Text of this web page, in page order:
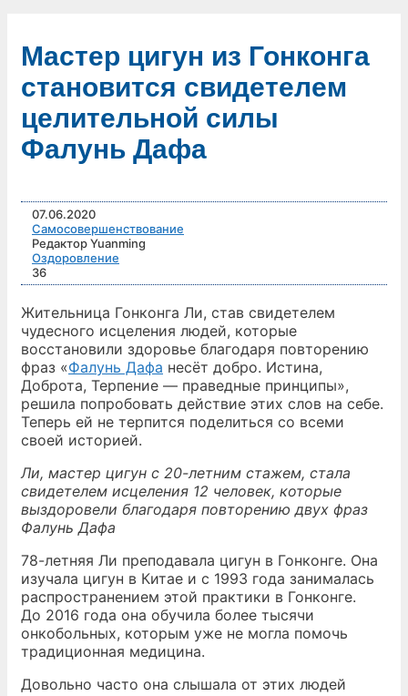
Мастер цигун из Гонконга
становится свидетелем
целительной силы
Фалунь Дафа
07.06.2020
Самосовершенствование
Редактор Yuanming
Оздоровление
36
Жительница Гонконга Ли, став свидетелем
чудесного исцеления людей, которые
восстановили здоровье благодаря повторению
фраз «Фалунь Дафа несёт добро. Истина,
Доброта, Терпение — праведные принципы»,
решила попробовать действие этих слов на себе.
Теперь ей не терпится поделиться со всеми
своей историей.
Ли, мастер цигун с 20-летним стажем, стала
свидетелем исцеления 12 человек, которые
выздоровели благодаря повторению двух фраз
Фалунь Дафа
78-летняя Ли преподавала цигун в Гонконге. Она
изучала цигун в Китае и с 1993 года занималась
распространением этой практики в Гонконге.
До 2016 года она обучила более тысячи
онкобольных, которым уже не могла помочь
традиционная медицина.
Довольно часто она слышала от этих людей